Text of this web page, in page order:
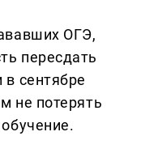
ОГЭ,
пересдать
сентябре
не потерять